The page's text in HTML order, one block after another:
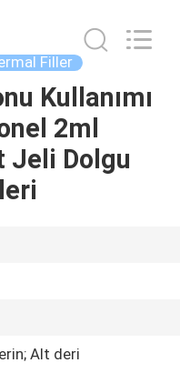
Filler
Kullanımı
2ml
Jeli Dolgu
Alt deri